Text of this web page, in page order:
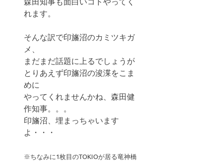
れます。
そんな訳で印旛沼のカミツキガ
メ、
まだまだ話題に上るでしょうが
とりあえず印旛沼の浚渫をこま
めに
やってくれませんかね、森田健
作知事。。。
印旛沼、埋まっちゃいます
よ・・・
※ちなみに1枚目のTOKIOが居る竜神橋